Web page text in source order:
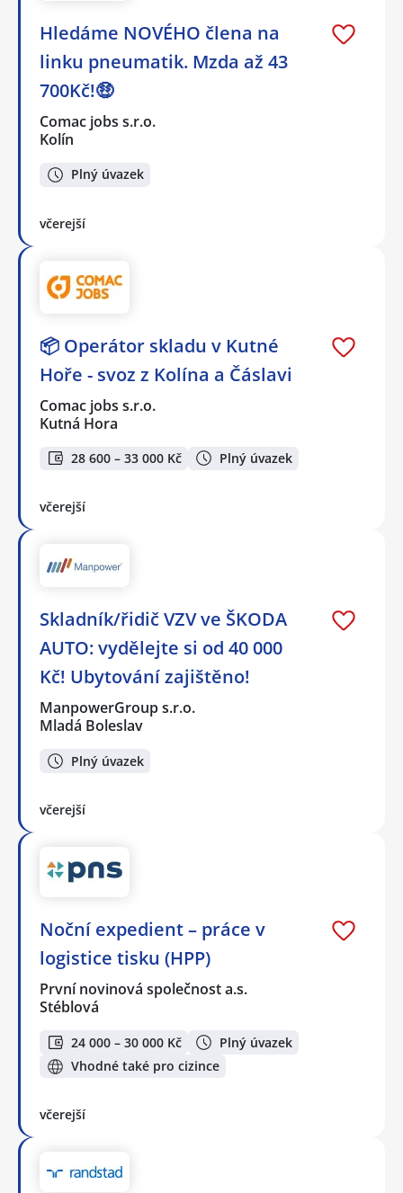
Hledáme NOVÉHO člena na
linku pneumatik. Mzda až 43
700Kč!🤑
Comac jobs s.r.o.
Kolín
Plný úvazek
včerejší
📦 Operátor skladu v Kutné
Hoře - svoz z Kolína a Čáslavi
Comac jobs s.r.o.
Kutná Hora
28 600 – 33 000 Kč Plný úvazek
včerejší
Skladník/řidič VZV ve ŠKODA
AUTO: vydělejte si od 40 000
Kč! Ubytování zajištěno!
ManpowerGroup s.r.o.
Mladá Boleslav
Plný úvazek
včerejší
Noční expedient – práce v
logistice tisku (HPP)
První novinová společnost a.s.
Stéblová
24 000 – 30 000 Kč
Plný úvazek
Vhodné také pro cizince
včerejší